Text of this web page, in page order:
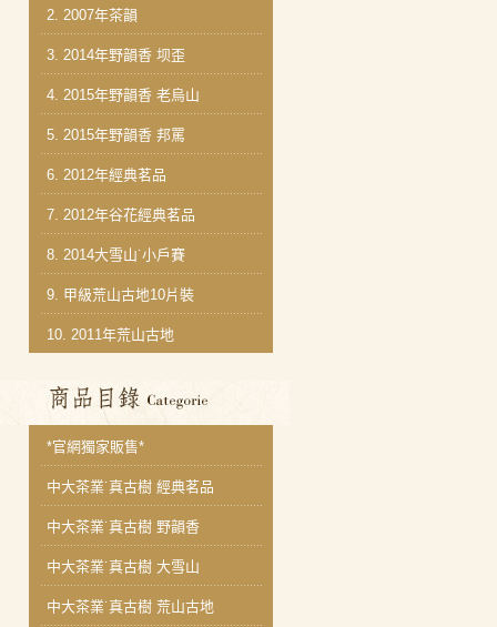
2. 2007年茶韻
3. 2014年野韻香 坝歪
4. 2015年野韻香 老烏山
5. 2015年野韻香 邦罵
6. 2012年經典茗品
7. 2012年谷花經典茗品
8. 2014大雪山˙小戶賽
9. 甲級荒山古地10片裝
10. 2011年荒山古地
商品分類目錄
*官網獨家販售*
中大茶業˙真古樹 經典茗品
中大茶業˙真古樹 野韻香
中大茶業˙真古樹 大雪山
中大茶業˙真古樹 荒山古地